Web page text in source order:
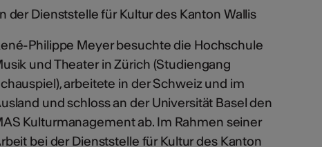
der Dienststelle für Kultur des Kanton Wallis
Philippe Meyer besuchte die Hochschule
und Theater in Zürich (Studiengang
arbeitete in der Schweiz und im
und schloss an der Universität Basel den
Kulturmanagement ab. Im Rahmen seiner
bei der Dienststelle für Kultur des Kanton